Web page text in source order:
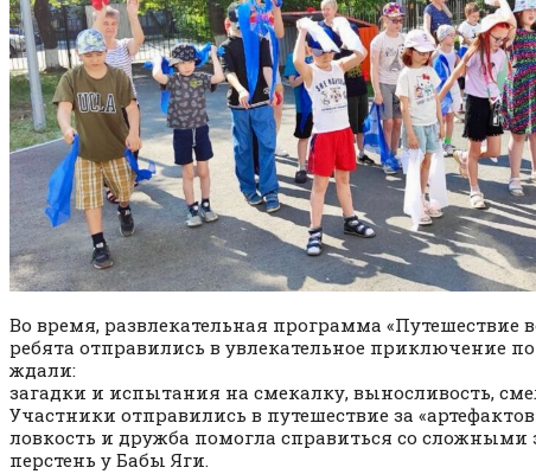
Во время, развлекательная программа «Путешествие
ребята отправились в увлекательное приключение
ждали:
загадки и испытания на смекалку, выносливость,
Участники отправились в путешествие за
ловкость и дружба помогла справиться со
перстень у Бабы Яги.